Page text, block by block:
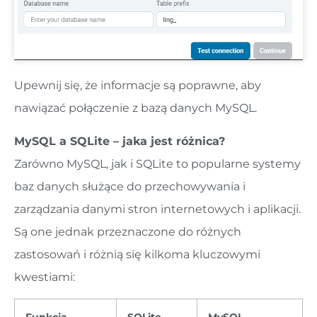
Upewnij się, że informacje są poprawne, aby
nawiązać połączenie z bazą danych MySQL.
MySQL a SQLite – jaka jest różnica?
Zarówno MySQL, jak i SQLite to popularne systemy
baz danych służące do przechowywania i
zarządzania danymi stron internetowych i aplikacji.
Są one jednak przeznaczone do różnych
zastosowań i różnią się kilkoma kluczowymi
kwestiami: